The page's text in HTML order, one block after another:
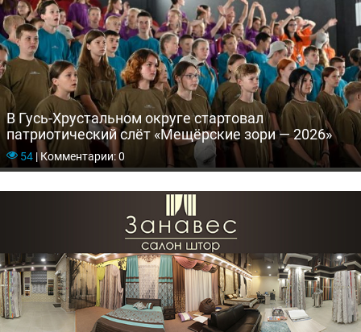
В Гусь-Хрустальном округе стартовал
патриотический слёт «Мещёрские зори — 2026»
54 |Комментарии: 0